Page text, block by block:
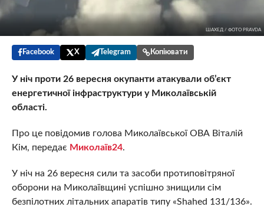
ШАХЕД / ФОТО PRAVDA
Facebook X Telegram Копіювати
У ніч проти 26 вересня окупанти атакували об’єкт
енергетичної інфраструктури у Миколаївській
області.
Про це повідомив голова Миколаївської ОВА Віталій
Кім, передає Миколаїв24.
У ніч на 26 вересня сили та засоби протиповітряної
оборони на Миколаївщині успішно знищили сім
безпілотних літальних апаратів типу «Shahed 131/136».